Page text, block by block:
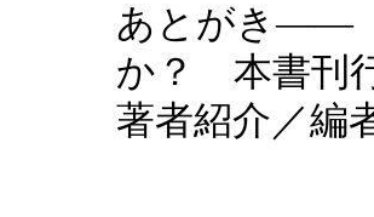
あとがき――
か？ 本書刊
著者紹介／編